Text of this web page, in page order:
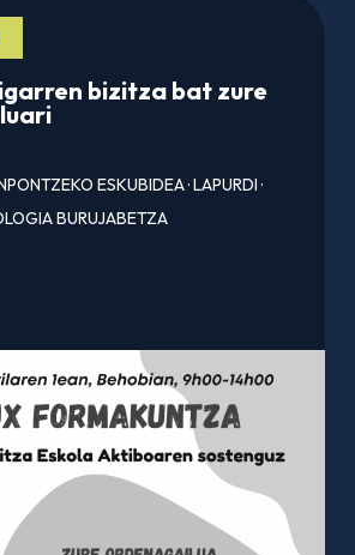
bizitza bat zure
ESKUBIDEA·LAPURDI·
BURUJABETZA